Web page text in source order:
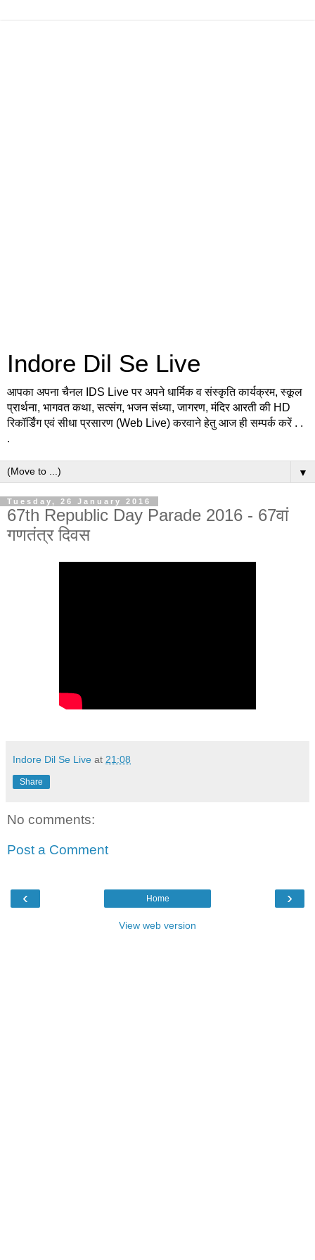
Indore Dil Se Live
आपका अपना चैनल IDS Live पर अपने धार्मिक व संस्कृति कार्यक्रम, स्कूल
प्रार्थना, भागवत कथा, सत्संग, भजन संध्या, जागरण, मंदिर आरती की HD
रिकॉर्डिंग एवं सीधा प्रसारण (Web Live) करवाने हेतु आज ही सम्पर्क करें . .
.
▼
Tuesday, 26 January 2016
67th Republic Day Parade 2016 - 67वां
गणतंत्र दिवस
Indore Dil Se Live at 21:08
Share
No comments:
Post a Comment
‹ ›
Home
View web version